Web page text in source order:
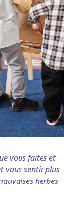
vous faites et
vous sentir plus
herbes